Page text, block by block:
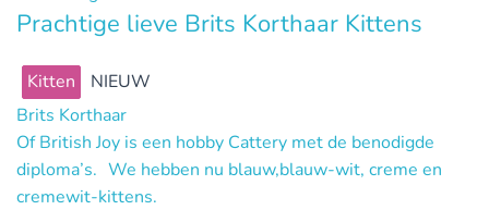
Prachtige lieve Brits Korthaar Kittens
Kitten
NIEUW
Brits Korthaar
Of British Joy is een hobby Cattery met de benodigde
diploma’s. We hebben nu blauw,blauw-wit, creme en
cremewit-kittens.